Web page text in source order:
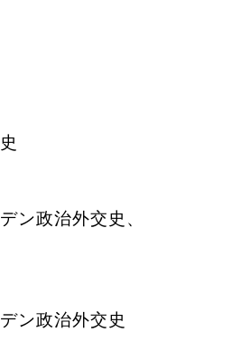
ン政治外交史、
ン政治外交史